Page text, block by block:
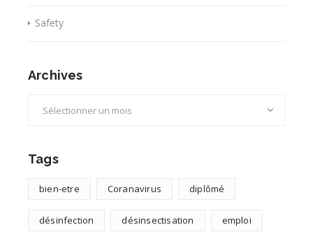
Safety
Archives
Tags
bien-etre Coranavirus diplômé
désinfection désinsectisation emploi